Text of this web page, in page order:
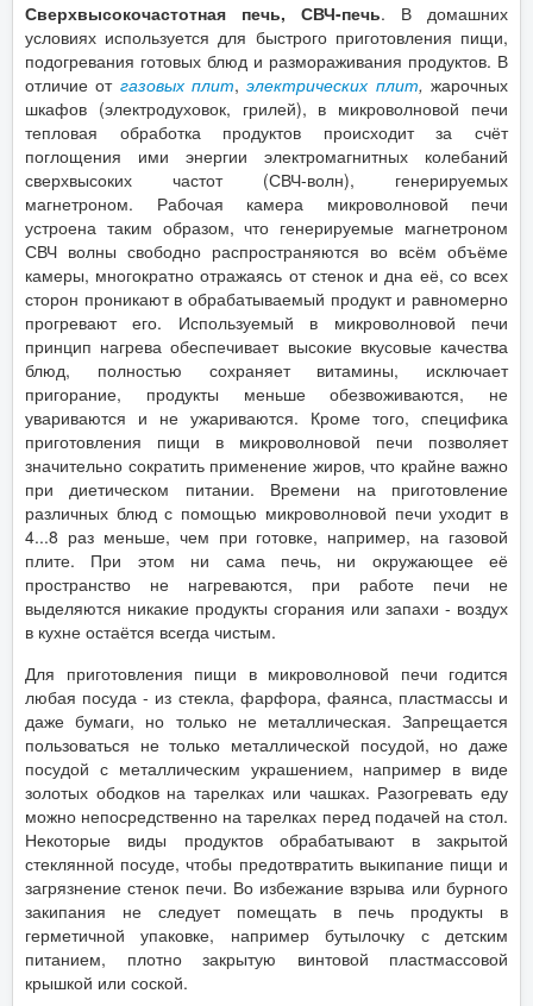
Сверхвысокочастотная печь, СВЧ-печь. В домашних
условиях используется для быстрого приготовления пищи,
подогревания готовых блюд и размораживания продуктов. В
отличие от газовых плит,электрических плит, жарочных
шкафов (электродуховок, грилей), в микроволновой печи
тепловая обработка продуктов происходит за счёт
поглощения ими энергии электромагнитных колебаний
сверхвысоких частот (СВЧ-волн), генерируемых
магнетроном. Рабочая камера микроволновой печи
устроена таким образом, что генерируемые магнетроном
СВЧ волны свободно распространяются во всём объёме
камеры, многократно отражаясь от стенок и дна её, со всех
сторон проникают в обрабатываемый продукт и равномерно
прогревают его. Используемый в микроволновой печи
принцип нагрева обеспечивает высокие вкусовые качества
блюд, полностью сохраняет витамины, исключает
пригорание, продукты меньше обезвоживаются, не
увариваются и не ужариваются. Кроме того, специфика
приготовления пищи в микроволновой печи позволяет
значительно сократить применение жиров, что крайне важно
при диетическом питании. Времени на приготовление
различных блюд с помощью микроволновой печи уходит в
4...8 раз меньше, чем при готовке, например, на газовой
плите. При этом ни сама печь, ни окружающее её
пространство не нагреваются, при работе печи не
выделяются никакие продукты сгорания или запахи - воздух
в кухне остаётся всегда чистым.
Для приготовления пищи в микроволновой печи годится
любая посуда - из стекла, фарфора, фаянса, пластмассы и
даже бумаги, но только не металлическая. Запрещается
пользоваться не только металлической посудой, но даже
посудой с металлическим украшением, например в виде
золотых ободков на тарелках или чашках. Разогревать еду
можно непосредственно на тарелках перед подачей на стол.
Некоторые виды продуктов обрабатывают в закрытой
стеклянной посуде, чтобы предотвратить выкипание пищи и
загрязнение стенок печи. Во избежание взрыва или бурного
закипания не следует помещать в печь продукты в
герметичной упаковке, например бутылочку с детским
питанием, плотно закрытую винтовой пластмассовой
крышкой или соской.